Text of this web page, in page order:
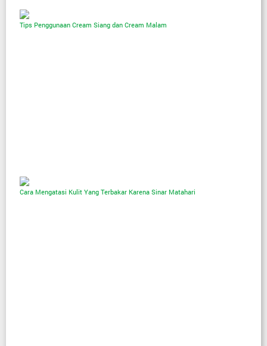
Tips Penggunaan Cream Siang dan Cream Malam
Cara Mengatasi Kulit Yang Terbakar Karena Sinar Matahari